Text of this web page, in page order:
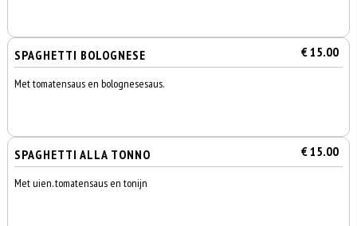
SPAGHETTI BOLOGNESE € 15.00
Met tomatensaus en bolognesesaus.
SPAGHETTI ALLA TONNO € 15.00
Met uien. tomatensaus en tonijn